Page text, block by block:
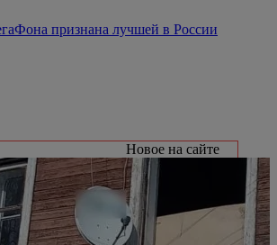
признана лучшей в России
Новое на сайте